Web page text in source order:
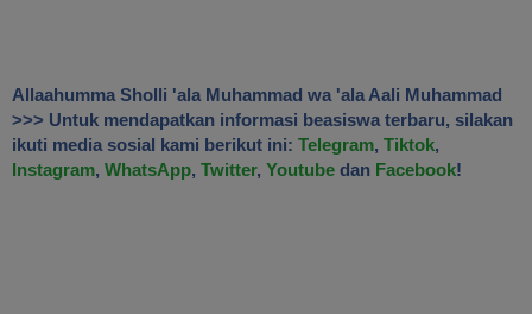
Allaahumma Sholli 'ala Muhammad wa 'ala Aali Muhammad
>>> Untuk mendapatkan informasi beasiswa terbaru, silakan
ikuti media sosial kami berikut ini: Telegram, Tiktok,
Instagram, WhatsApp, Twitter, Youtube dan Facebook!